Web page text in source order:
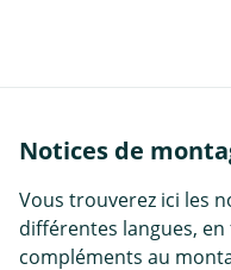
Notices de
Vous trouverez ici les
différentes langues,
compléments au